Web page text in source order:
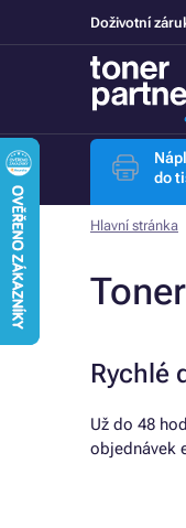
Doživotní
do
Hlavní stránka
Rychlé
Už do 48
objednávek